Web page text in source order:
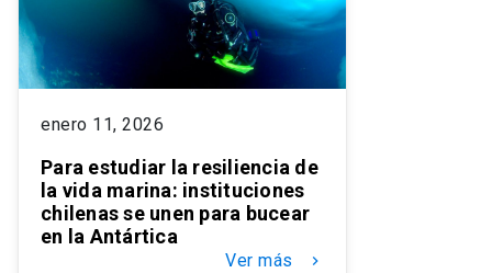
enero 11, 2026
Para estudiar la resiliencia de
la vida marina: instituciones
chilenas se unen para bucear
en la Antártica
Ver más keyboard_arrow_right